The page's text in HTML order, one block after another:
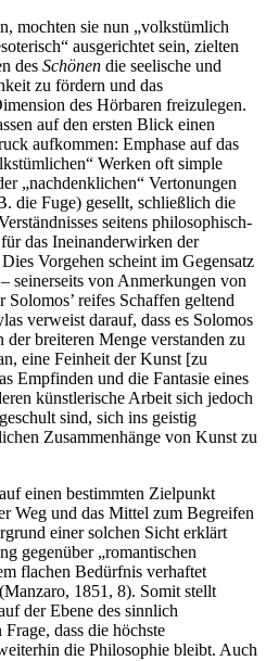
mochten sie nun „volkstümlich
ausgerichtet sein, zielten
des Schönen die seelische und
zu fördern und das
des Hörbaren freizulegen.
auf den ersten Blick einen
aufkommen: Emphase auf das
Werken oft simple
„nachdenklichen“ Vertonungen
die Fuge) gesellt, schließlich die
seitens philosophisch-
das Ineinanderwirken der
Vorgehen scheint im Gegensatz
seinerseits von Anmerkungen von
reifes Schaffen geltend
verweist darauf, dass es Solomos
breiteren Menge verstanden zu
eine Feinheit der Kunst [zu
Empfinden und die Fantasie eines
künstlerische Arbeit sich jedoch
sind, sich ins geistig
Zusammenhänge von Kunst zu
einen bestimmten Zielpunkt
Weg und das Mittel zum Begreifen
einer solchen Sicht erklärt
gegenüber „romantischen
flachen Bedürfnis verhaftet
1851, 8). Somit stellt
der Ebene des sinnlich
dass die höchste
die Philosophie bleibt. Auch